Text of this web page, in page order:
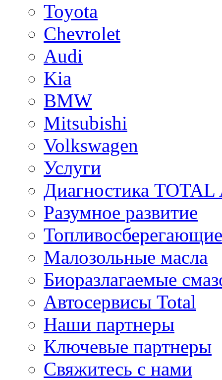
Toyota
Chevrolet
Audi
Kia
BMW
Mitsubishi
Volkswagen
Услуги
Диагностика
Разумное развитие
Малозольные масла
Биоразлагаемые
Автосервисы Total
Наши партнеры
Ключевые партнеры
Свяжитесь с нами